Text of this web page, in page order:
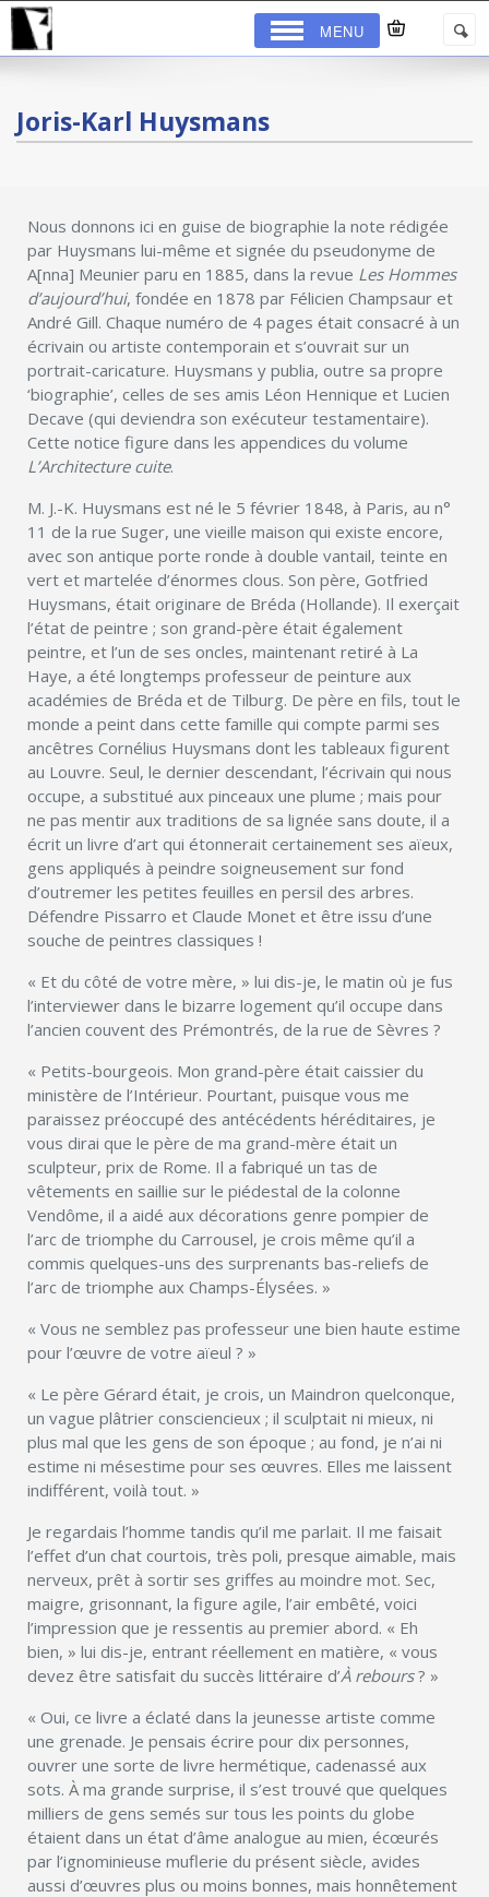
MENU
Joris-Karl Huysmans
Nous donnons ici en guise de biographie la note rédigée
par Huysmans lui-même et signée du pseudonyme de
A[nna] Meunier paru en 1885, dans la revue Les Hommes
d’aujourd’hui, fondée en 1878 par Félicien Champsaur et
André Gill. Chaque numéro de 4 pages était consacré à un
écrivain ou artiste contemporain et s’ouvrait sur un
portrait-caricature. Huysmans y publia, outre sa propre
‘biographie’, celles de ses amis Léon Hennique et Lucien
Decave (qui deviendra son exécuteur testamentaire).
Cette notice figure dans les appendices du volume
L’Architecture cuite.
M. J.-K. Huysmans est né le 5 février 1848, à Paris, au n°
11 de la rue Suger, une vieille maison qui existe encore,
avec son antique porte ronde à double vantail, teinte en
vert et martelée d’énormes clous. Son père, Gotfried
Huysmans, était originare de Bréda (Hollande). Il exerçait
l’état de peintre ; son grand-père était également
peintre, et l’un de ses oncles, maintenant retiré à La
Haye, a été longtemps professeur de peinture aux
académies de Bréda et de Tilburg. De père en fils, tout le
monde a peint dans cette famille qui compte parmi ses
ancêtres Cornélius Huysmans dont les tableaux figurent
au Louvre. Seul, le dernier descendant, l’écrivain qui nous
occupe, a substitué aux pinceaux une plume ; mais pour
ne pas mentir aux traditions de sa lignée sans doute, il a
écrit un livre d’art qui étonnerait certainement ses aïeux,
gens appliqués à peindre soigneusement sur fond
d’outremer les petites feuilles en persil des arbres.
Défendre Pissarro et Claude Monet et être issu d’une
souche de peintres ­classiques !
« Et du côté de votre mère, » lui dis-je, le matin où je fus
l’interviewer dans le bizarre logement qu’il occupe dans
l’ancien couvent des Prémontrés, de la rue de Sèvres ?
« Petits-bourgeois. Mon grand-père était caissier du
ministère de l’Intérieur. Pourtant, puisque vous me
paraissez préoccupé des antécédents héréditaires, je
vous dirai que le père de ma grand-mère était un
sculpteur, prix de Rome. Il a fabriqué un tas de
vêtements en saillie sur le piédestal de la colonne
Vendôme, il a aidé aux décorations genre pompier de
l’arc de triomphe du Carrousel, je crois même qu’il a
commis quelques-uns des surprenants bas-reliefs de
l’arc de triomphe aux Champs-Élysées. »
« Vous ne semblez pas professeur une bien haute estime
pour l’œuvre de votre aïeul ? »
« Le père Gérard était, je crois, un Maindron quelconque,
un vague plâtrier consciencieux ; il sculptait ni mieux, ni
plus mal que les gens de son époque ; au fond, je n’ai ni
estime ni mésestime pour ses œuvres. Elles me laissent
indifférent, voilà tout. »
Je regardais l’homme tandis qu’il me parlait. Il me faisait
l’effet d’un chat courtois, très poli, presque aimable, mais
nerveux, prêt à sortir ses griffes au moindre mot. Sec,
maigre, grisonnant, la figure agile, l’air embêté, voici
l’impression que je ressentis au premier abord. « Eh
bien, » lui dis-je, entrant réellement en matière, « vous
devez être satisfait du succès littéraire d’À rebours? »
« Oui, ce livre a éclaté dans la jeunesse artiste comme
une grenade. Je pensais écrire pour dix personnes,
ouvrer une sorte de livre hermétique, cadenassé aux
sots. À ma grande surprise, il s’est trouvé que quelques
milliers de gens semés sur tous les points du globe
étaient dans un état d’âme analogue au mien, écœurés
par l’ignominieuse muflerie du présent siècle, avides
aussi d’œuvres plus ou moins bonnes, mais honnêtement